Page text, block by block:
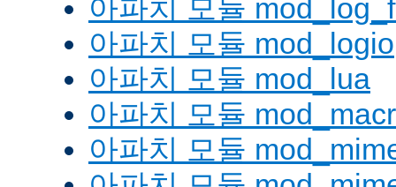
아파치 모듈
아파치 모듈 mod_logio
아파치 모듈 mod_lua
아파치 모듈
아파치 모듈